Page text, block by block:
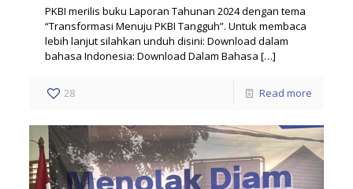
PKBI merilis buku Laporan Tahunan 2024 dengan tema
“Transformasi Menuju PKBI Tangguh”. Untuk membaca
lebih lanjut silahkan unduh disini: Download dalam
bahasa Indonesia: Download Dalam Bahasa […]
28 Read more